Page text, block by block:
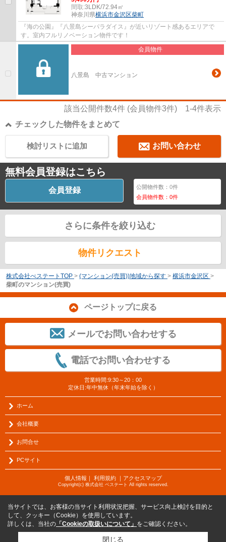
間取:3LDK/72.94㎡
神奈川県横浜市金沢区柴町
『海の公園』『八景島シーパラダイス』が近いリゾート感あるエリアで
す。室内フルリノベーション物件です！
会員物件
八景島 中古マンション
該当公開件数4件 (会員物件3件) 1-4件表示
チェックした物件をまとめて
お問い合わせ
検討リストに追加
無料会員登録はこちら
会員登録 公開物件数：0件
会員物件数：0件
さらに条件を絞り込む
物件リクエスト
株式会社べステートTOP > (マンション(売買))地域から探す > 横浜市金沢区 >
柴町のマンション(売買)
ページトップに戻る
メールでお問い合わせする
電話でお問い合わせする
営業時間:9:30～20：00
定休日:年中無休（年末年始を除く）
ホーム
会社概要
お問合せ
PCサイト
個人情報 ｜ 利用規約｜ アクセスマップ
Copyright(c) 株式会社 ベステート All rights reserved.
当サイトでは、お客様の当サイト利用状況把握、サービス向上検討を目的と
して、クッキー（Cookie）を使用しています。
詳しくは、当社の 「Cookieの取扱いについて」 をご確認ください。
閉じる